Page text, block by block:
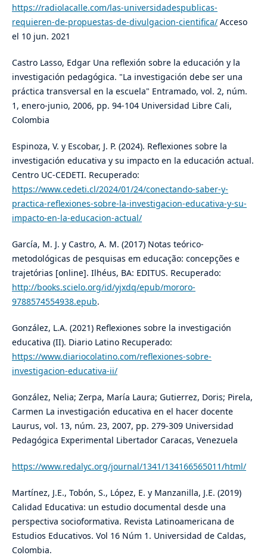
https://radiolacalle.com/las-universidadespublicas-
requieren-de-propuestas-de-divulgacion-cientifica/Acceso
el 10 jun. 2021
Castro Lasso, Edgar Una reflexión sobre la educación y la
investigación pedagógica. "La investigación debe ser una
práctica transversal en la escuela" Entramado, vol. 2, núm.
1, enero-junio, 2006, pp. 94-104 Universidad Libre Cali,
Colombia
Espinoza, V. y Escobar, J. P. (2024). Reflexiones sobre la
investigación educativa y su impacto en la educación actual.
Centro UC-CEDETI. Recuperado:
https://www.cedeti.cl/2024/01/24/conectando-saber-y-
practica-reflexiones-sobre-la-investigacion-educativa-y-su-
impacto-en-la-educacion-actual/
García, M. J. y Castro, A. M. (2017) Notas teórico-
metodológicas de pesquisas em educação: concepções e
trajetórias [online]. Ilhéus, BA: EDITUS. Recuperado:
http://books.scielo.org/id/yjxdq/epub/mororo-
9788574554938.epub.
González, L.A. (2021) Reflexiones sobre la investigación
educativa (II). Diario Latino Recuperado:
https://www.diariocolatino.com/reflexiones-sobre-
investigacion-educativa-ii/
González, Nelia; Zerpa, María Laura; Gutierrez, Doris; Pirela,
Carmen La investigación educativa en el hacer docente
Laurus, vol. 13, núm. 23, 2007, pp. 279-309 Universidad
Pedagógica Experimental Libertador Caracas, Venezuela
https://www.redalyc.org/journal/1341/134166565011/html/
Martínez, J.E., Tobón, S., López, E. y Manzanilla, J.E. (2019)
Calidad Educativa: un estudio documental desde una
perspectiva socioformativa. Revista Latinoamericana de
Estudios Educativos. Vol 16 Núm 1. Universidad de Caldas,
Colombia.